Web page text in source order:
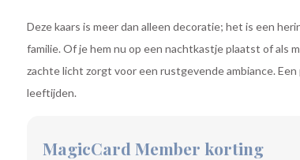
Deze kaars is meer dan alleen decoratie; het is een
familie. Of je hem nu op een nachtkastje plaatst of als
zachte licht zorgt voor een rustgevende ambiance.
leeftijden.
MagicCard Member korting